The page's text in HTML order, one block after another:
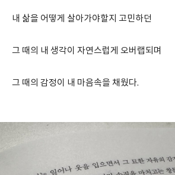
내 삶을 어떻게 살아가야할지 고민하던
그 때의 내 생각이 자연스럽게 오버랩되며
그 때의 감정이 내 마음속을 채웠다.